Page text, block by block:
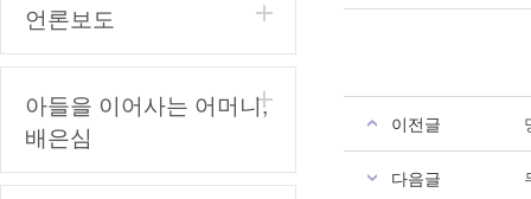
언론보도
아들을 이어사는 어머니,
배은심
이전글
다음글